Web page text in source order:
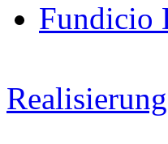
Fundicio